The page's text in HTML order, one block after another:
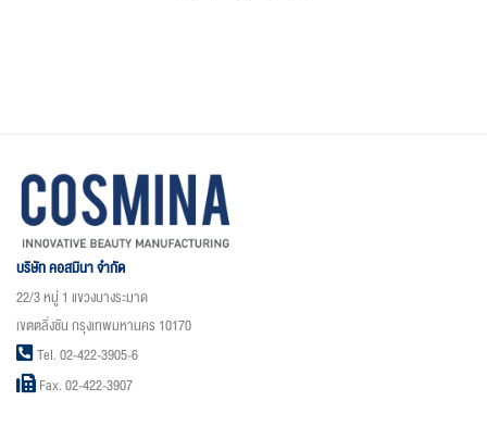
บริษัท คอสมินา จำกัด
22/3 หมู่ 1 แขวงบางระมาด
เขตตลิ่งชัน กรุงเทพมหานคร 10170
Tel. 02-422-3905-6
Fax. 02-422-3907